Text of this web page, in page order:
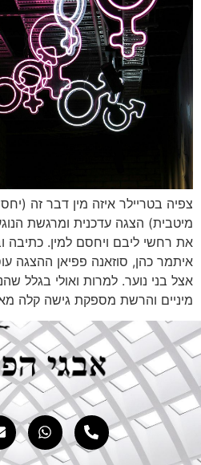
בטריילר איזה מין דבר זה (יחסים
הצגה עדכנית ומרגשת
רחשי ליבם ויחסם למין. כתיבה
כהן, סוזאנה פפיאן ההצגה
בני נוער. למרות ואולי בגלל
והרשת מספקת גישה קלה מאד